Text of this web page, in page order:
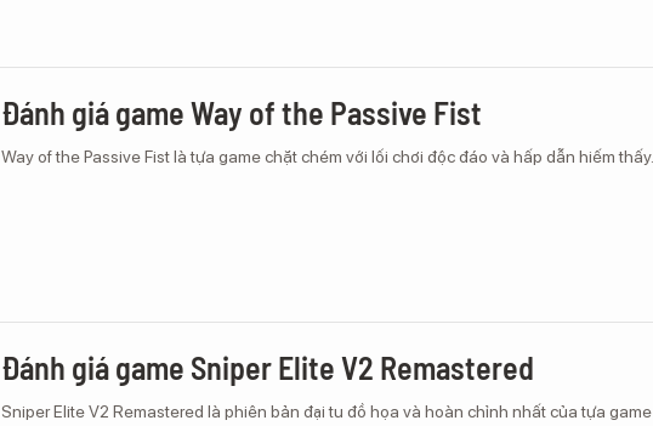
Đánh giá game Way of the Passive Fist
Way of the Passive Fist là tựa game chặt chém với lối chơi độc đáo và hấp dẫn hiếm thấy.
Đánh giá game Sniper Elite V2 Remastered
Sniper Elite V2 Remastered là phiên bản đại tu đồ họa và hoàn chỉnh nhất của tựa game